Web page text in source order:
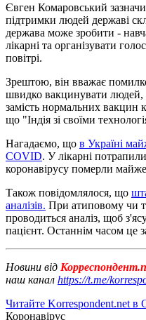
Євген Комаровський
підтримки людей державі
держава може зробити -
лікарні та організувати
повітрі.
Зрештою, він вважає
швидко вакцинувати людей,
замість нормальних вакцин
що "Індія зі своїми
Нагадаємо, що в Україні
COVID. У лікарні
коронавірусу померли
Також повідомлялося, що
аналізів. При атиповому чи
проводиться аналіз, щоб
пацієнт. Останнім часом це
Новини від
наш канал https://t.me/
Читайте Korrespondent.net в
Коронавірус